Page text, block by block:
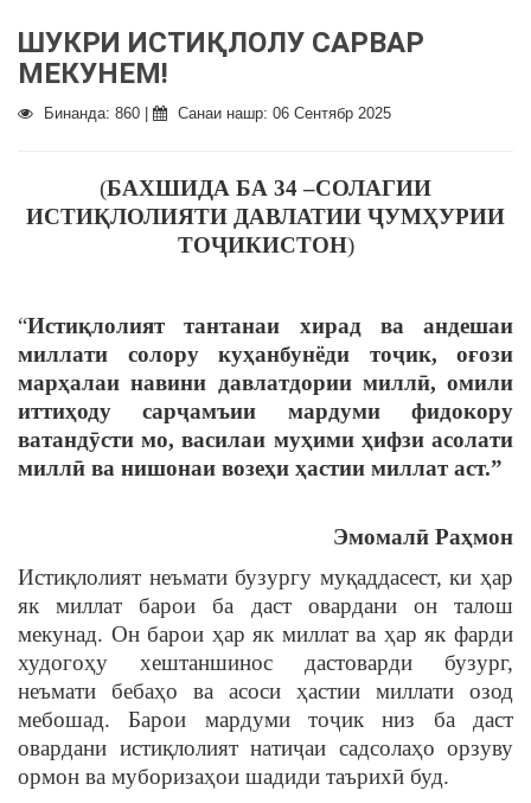
ШУКРИ ИСТИҚЛОЛУ САРВАР
МЕКУНЕМ!
Бинанда: 860 | Санаи нашр: 06 Сентябр 2025
(БАХШИДА БА 34 –СОЛАГИИ
ИСТИҚЛОЛИЯТИ ДАВЛАТИИ ҶУМҲУРИИ
ТОҶИКИСТОН)
“Истиқлолият тантанаи хирад ва андешаи
миллати солору куҳанбунёди тоҷик, оғози
марҳалаи навини давлатдории миллӣ, омили
иттиҳоду сарҷамъии мардуми фидокору
ватандӯсти мо, василаи муҳими ҳифзи асолати
миллӣ ва нишонаи возеҳи ҳастии миллат аст.”
Эмомалӣ Раҳмон
Истиқлолият неъмати бузургу муқаддасест, ки ҳар
як миллат барои ба даст овардани он талош
мекунад. Он барои ҳар як миллат ва ҳар як фарди
худогоҳу хештаншинос дастоварди бузург,
неъмати бебаҳо ва асоси ҳастии миллати озод
мебошад. Барои мардуми тоҷик низ ба даст
овардани истиқлолият натиҷаи садсолаҳо орзуву
ормон ва муборизаҳои шадиди таърихӣ буд.